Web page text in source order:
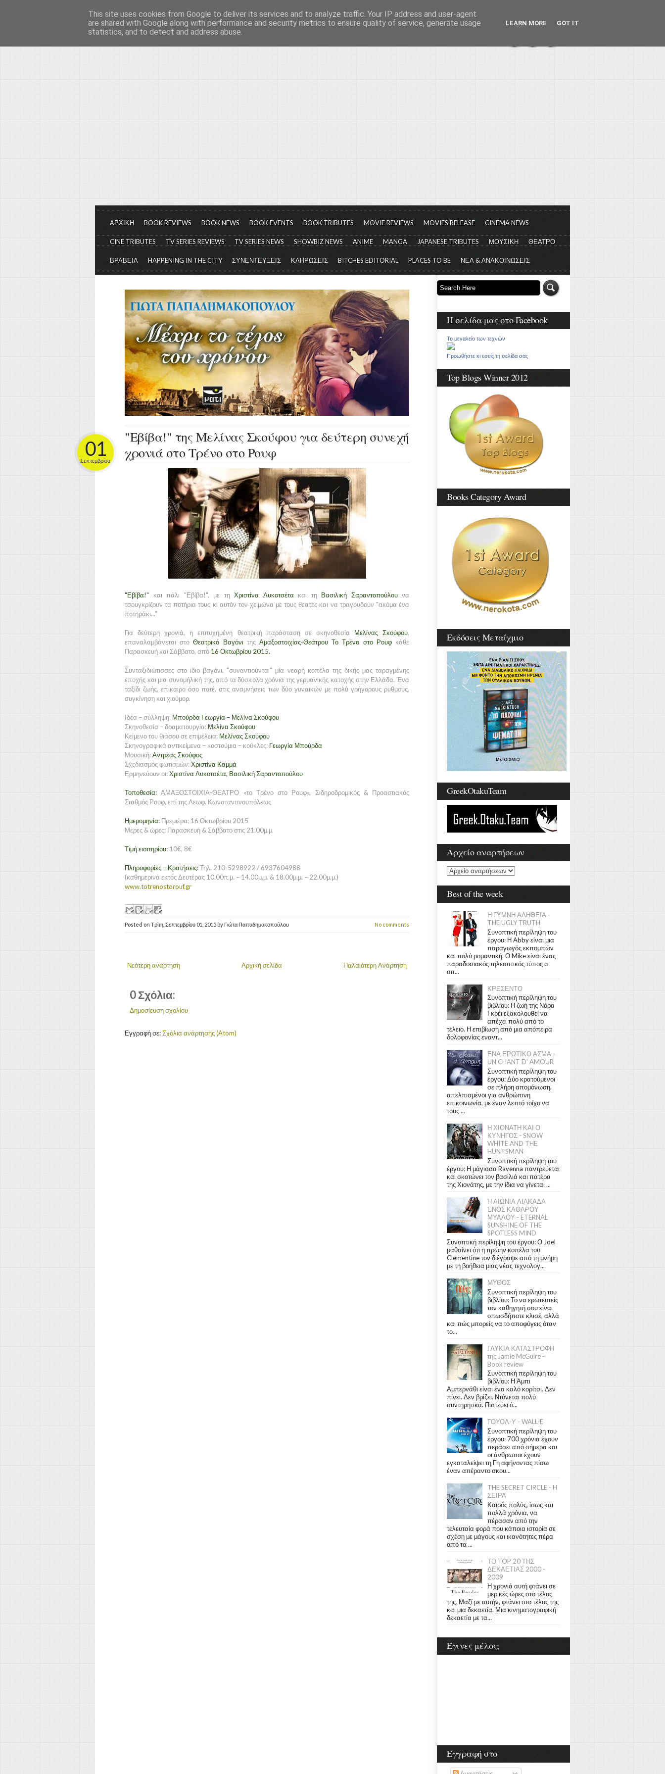
Το μεγαλείο των Τεχνών...
Είμαστε πάντα εδώ για να μιλάμε για τον πολιτισμό, σε κάθε του μορφή και έκταση...
ΑΡΧΙΚΗ BOOK REVIEWS BOOK NEWS BOOK EVENTS BOOK TRIBUTES MOVIE REVIEWS MOVIES RELEASE CINEMA NEWS
CINE TRIBUTES TV SERIES REVIEWS TV SERIES NEWS SHOWBIZ NEWS ANIME MANGA JAPANESE TRIBUTES ΜΟΥΣΙΚΗ ΘΕΑΤΡΟ
ΒΡΑΒΕΙΑ HAPPENING IN THE CITY ΣΥΝΕΝΤΕΥΞΕΙΣ ΚΛΗΡΩΣΕΙΣ BITCHES EDITORIAL PLACES TO BE ΝΕΑ & ΑΝΑΚΟΙΝΩΣΕΙΣ
"Εβίβα!" της Μελίνας Σκούφου για δεύτερη συνεχή
χρονιά στο Τρένο στο Ρουφ
01
Σεπτεμβρίου
"Εβίβα!" και πάλι "Εβίβα!", με τη Χριστίνα Λυκοτσέτα και τη Βασιλική Σαραντοπούλου να
τσουγκρίζουν τα ποτήρια τους κι αυτόν τον χειμώνα με τους θεατές και να τραγουδούν "ακόμα ένα
ποτηράκι..."
Για δεύτερη χρονιά, η επιτυχημένη θεατρική παράσταση σε σκηνοθεσία Μελίνας Σκούφου,
επαναλαμβάνεται στοΘεατρικό Βαγόνι της Αμαξοστοιχίας-Θεάτρου Το Τρένο στο Ρουφκάθε
Παρασκευή και Σάββατο, από 16 Οκτωβρίου 2015.
Συνταξιδιώτισσες στο ίδιο βαγόνι, "συναντιούνται" μία νεαρή κοπέλα της δικής μας ταραγμένης
εποχής και μια συνομήλική της, από τα δύσκολα χρόνια της γερμανικής κατοχής στην Ελλάδα. Ένα
ταξίδι ζωής, επίκαιρο όσο ποτέ, στις αναμνήσεις των δύο γυναικών με πολύ γρήγορους ρυθμούς,
συγκίνηση και χιούμορ.
Ιδέα – σύλληψη: Μπούρδα Γεωργία – Μελίνα Σκούφου
Σκηνοθεσία – δραματουργία: Μελίνα Σκούφου
Κείμενο του θιάσου σε επιμέλεια: Μελίνας Σκούφου
Σκηνογραφικά αντικείμενα – κοστούμια – κούκλες: Γεωργία Μπούρδα
Μουσική:Αντρέας Σκούφος
Σχεδιασμός φωτισμών:Χριστίνα Καμμά
Ερμηνεύουν οι:Χριστίνα Λυκοτσέτα, Βασιλική Σαραντοπούλου
Τοποθεσία: ΑΜΑΞΟΣΤΟΙΧΙΑ-ΘΕΑΤΡΟ «το Τρένο στο Ρουφ», Σιδηροδρομικός & Προαστιακός
Σταθμός Ρουφ, επί της Λεωφ. Κωνσταντινουπόλεως
Ημερομηνία: Πρεμιέρα: 16 Οκτωβρίου 2015
Μέρες & ώρες: Παρασκευή & Σάββατο στις 21.00μ.μ.
Τιμή εισιτηρίου: 10€, 8€
Πληροφορίες – Κρατήσεις:Τηλ. 210-5298922 / 6937604988
(καθημερινά εκτός Δευτέρας 10.00π.μ. – 14.00μ.μ. & 18.00μ.μ. – 22.00μ.μ.)
www.totrenostorouf.gr
Posted on Τρίτη, Σεπτεμβρίου 01, 2015 by Γιώτα Παπαδημακοπούλου No comments
Νεότερη ανάρτηση Παλαιότερη Ανάρτηση
Αρχική σελίδα
0 Σχόλια:
Δημοσίευση σχολίου
Εγγραφή σε:Σχόλια ανάρτησης (Atom)
Η σελίδα μας στο Facebook
Το μεγαλείο των τεχνών
Προωθήστε κι εσείς τη σελίδα σας
Top Blogs Winner 2012
Books Category Award
Εκδόσεις Μεταίχμιο
GreekOtakuTeam
Αρχείο αναρτήσεων
Best of the week
Η ΓΥΜΝΗ ΑΛΗΘΕΙΑ -
THE UGLY TRUTH
Συνοπτική περίληψη του
έργου: Η Abby είναι μια
παραγωγός εκπομπών
και πολύ ρομαντική. Ο Mike είναι ένας
παραδοσιακός τηλεοπτικός τύπος ο
οπ...
ΚΡΕΣΕΝΤΟ
Συνοπτική περίληψη του
βιβλίου: Η ζωή της Νόρα
Γκρέι εξακολουθεί να
απέχει πολύ από το
τέλειο. Η επιβίωση από μια απόπειρα
δολοφονίας εναντ...
ΕΝΑ ΕΡΩΤΙΚΟ ΑΣΜΑ -
UN CHANT D' AMOUR
Συνοπτική περίληψη του
έργου: Δύο κρατούμενοι
σε πλήρη απομόνωση,
απελπισμένοι για ανθρώπινη
επικοινωνία, με έναν λεπτό τοίχο να
τους ...
Η ΧΙΟΝΑΤΗ ΚΑΙ Ο
ΚΥΝΗΓΟΣ - SNOW
WHITE AND THE
HUNTSMAN
Συνοπτική περίληψη του
έργου: Η μάγισσα Ravenna παντρεύεται
και σκοτώνει τον βασιλιά και πατέρα
της Χιονάτης, με την ίδια να γίνεται ...
Η ΑΙΩΝΙΑ ΛΙΑΚΑΔΑ
ΕΝΟΣ ΚΑΘΑΡΟΥ
ΜΥΑΛΟΥ - ETERNAL
SUNSHINE OF THE
SPOTLESS MIND
Συνοπτική περίληψη του έργου: Ο Joel
μαθαίνει ότι η πρώην κοπέλα του
Clementine τον διέγραψε από τη μνήμη
με τη βοήθεια μιας νέας τεχνολογ...
ΜΥΘΟΣ
Συνοπτική περίληψη του
βιβλίου: Το να ερωτευτείς
τον καθηγητή σου είναι
οπωσδήποτε κλισέ, αλλά
και πώς μπορείς να το αποφύγεις όταν
το...
ΓΛΥΚΙΑ ΚΑΤΑΣΤΡΟΦΗ
της Jamie McGuire -
Book review
Συνοπτική περίληψη του
βιβλίου: Η Άμπι
Αμπερνάθι είναι ένα καλό κορίτσι. Δεν
πίνει. Δεν βρίζει. Ντύνεται πολύ
συντηρητικά. Πιστεύει ό...
ΓΟΥΟΛ-Υ - WALL-E
Συνοπτική περίληψη του
έργου: 700 χρόνια έχουν
περάσει από σήμερα και
οι άνθρωποι έχουν
εγκαταλείψει τη Γη αφήνοντας πίσω
έναν απέραντο σκου...
THE SECRET CIRCLE - Η
ΣΕΙΡΑ
Καιρός πολύς, ίσως και
πολλά χρόνια, να
πέρασαν από την
τελευταία φορά που κάποια ιστορία σε
σχέση με μάγους και ικανότητες πέρα
από τα ...
ΤΟ TOP 20 ΤΗΣ
ΔΕΚΑΕΤΙΑΣ 2000 -
2009
Η χρονιά αυτή φτάνει σε
μερικές ώρες στο τέλος
της. Μαζί με αυτήν, φτάνει στο τέλος της
και μια δεκαετία. Μια κινηματογραφική
δεκαετία με τα...
Έγινες μέλος;
Εγγραφή στο
This site uses cookies from Google to deliver its services and to analyze traffic. Your IP address and user-agent
are shared with Google along with performance and security metrics to ensure quality of service, generate usage
statistics, and to detect and address abuse.
LEARN MORE GOT IT